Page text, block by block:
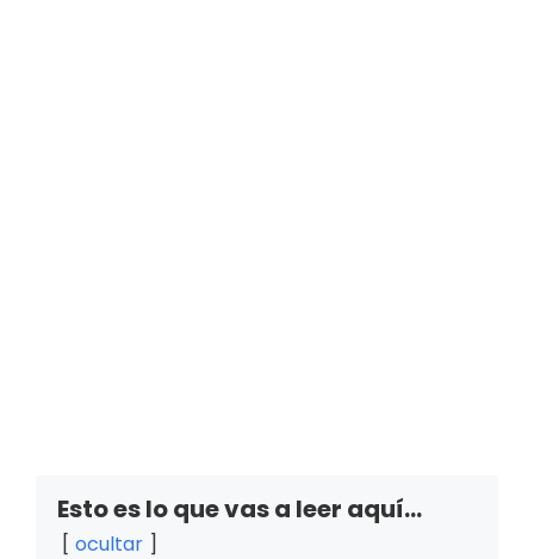
Esto es lo que vas a leer aquí...
ocultar